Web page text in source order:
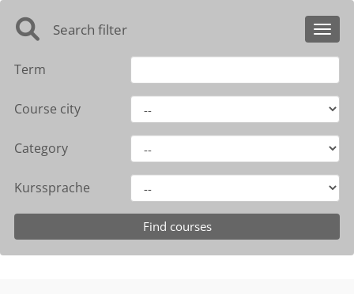
Search filter
Term
Course city
Category
Kurssprache